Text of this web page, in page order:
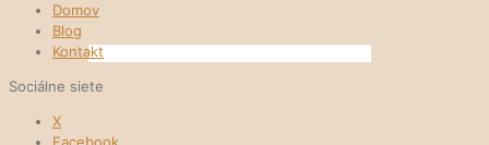
Domov
Blog
Kontakt
Sociálne siete
X